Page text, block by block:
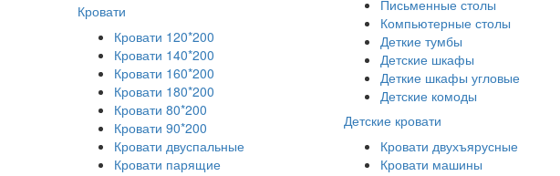
Кровати
Кровати 120*200
Кровати 140*200
Кровати 160*200
Кровати 180*200
Кровати 80*200
Кровати 90*200
Кровати двуспальные
Кровати парящие
Письменные столы
Компьютерные столы
Деткие тумбы
Детские шкафы
Деткие шкафы угловые
Детские комоды
Детские кровати
Кровати двухъярусные
Кровати машины